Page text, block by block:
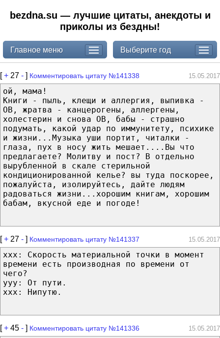
bezdna.su — лучшие цитаты, анекдоты и
приколы из бездны!
Главное меню Выберите год
[+ 27 - ] Комментировать цитату №141338 15.05.2017
ой, мама!
Книги - пыль, клещи и аллергия, выпивка -
ОВ, жратва - канцерогены, аллергены,
холестерин и снова ОВ, бабы - страшно
подумать, какой удар по иммунитету, психике
и жизни...Музыка уши портит, читалки -
глаза, пух в носу жить мешает....Вы что
предлагаете? Молитву и пост? В отдельно
вырубленной в скале стерильной
кондиционированной келье? вы туда поскорее,
пожалуйста, изолируйтесь, дайте людям
радоваться жизни...хорошим книгам, хорошим
бабам, вкусной еде и погоде!
[+ 27 - ] Комментировать цитату №141337 15.05.2017
ххх: Скорость материальной точки в момент
времени есть производная по времени от
чего?
ууу: От пути.
ххх: Нипутю.
[+ 45 - ] Комментировать цитату №141336 15.05.2017